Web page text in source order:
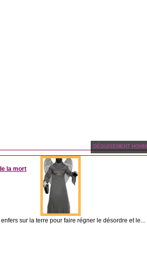
DÉGUISEMENT
la mort
sur la terre pour faire régner le désordre et le...